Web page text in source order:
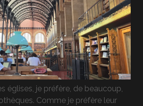
églises, je préfère, de beaucoup,
Comme je préfère leur